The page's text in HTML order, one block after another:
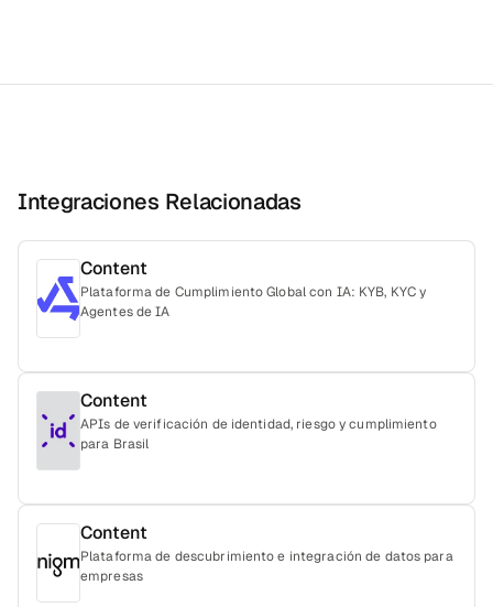
Integraciones Relacionadas
Content
Plataforma de Cumplimiento Global con IA: KYB, KYC y
Agentes de IA
Content
APIs de verificación de identidad, riesgo y cumplimiento
para Brasil
Content
Plataforma de descubrimiento e integración de datos para
empresas